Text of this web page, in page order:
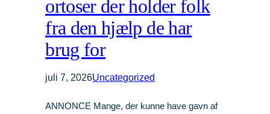
ortoser der holder folk
fra den hjælp de har
brug for
juli 7, 2026Uncategorized
ANNONCE Mange, der kunne have gavn af